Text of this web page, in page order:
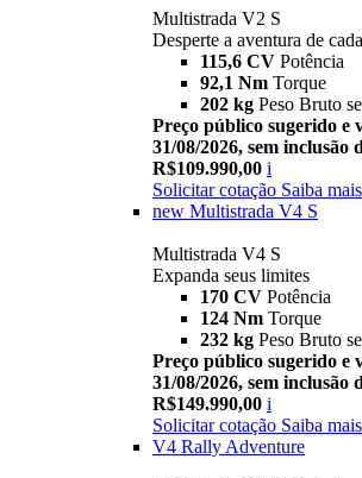
Multistrada V2 S
Desperte a aventura de
115,6 CV Potência
92,1 Nm Torque
202 kg Peso Bruto
Preço público sugerido e
31/08/2026, sem
R$109.990,00 i
Solicitar cotação Saiba mais
new Multistrada V4 S
Multistrada V4 S
Expanda seus limites
170 CV Potência
124 Nm Torque
232 kg Peso Bruto
Preço público sugerido e
31/08/2026, sem
R$149.990,00 i
Solicitar cotação Saiba mais
V4 Rally Adventure